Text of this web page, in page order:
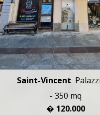
Saint-Vincent
- 350 mq
� 120.000